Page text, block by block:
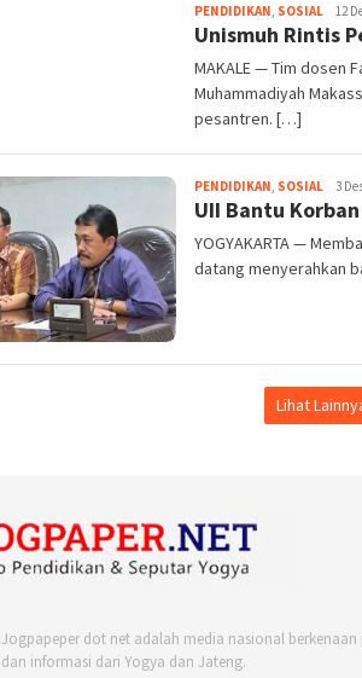
PENDIDIKAN, SOSIALHeri
12
Unismuh Rintis
MAKALE — Tim dosen
Muhammadiyah
pesantren. […]
PENDIDIKAN, SOSIALHeri3
UII Bantu
YOGYAKARTA —
datang menyerahkan
Lihat
Jogpapeper dot net adalah media nasional berkenaan
dan informasi dari Yogya dan Jateng.